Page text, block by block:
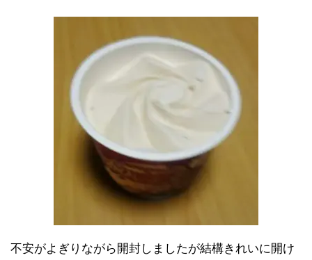
不安がよぎりながら開封しましたが結構きれいに開け